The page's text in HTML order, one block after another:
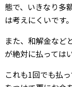
態で、いきなり多
は考えにくいです。
また、和解金など
が絶対に払っては
これも1回でも払